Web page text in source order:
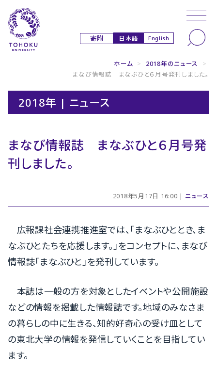
寄附 日本語 English
ホーム > 2018年のニュース
>
まなび情報誌 まなぶひと６月号発刊しました。
2018年 | ニュース
まなび情報誌 まなぶひと６月号発
刊しました。
2018年5月17日 16:00 | ニュース
広報課社会連携推進室では、「まなぶひととき、ま
なぶひとたちを応援します。」をコンセプトに、まなび
情報誌「まなぶひと」を発刊しています。
本誌は一般の方を対象としたイベントや公開施設
などの情報を掲載した情報誌です。地域のみなさま
の暮らしの中に生きる、知的好奇心の受け皿として
の東北大学の情報を発信していくことを目指してい
ます。